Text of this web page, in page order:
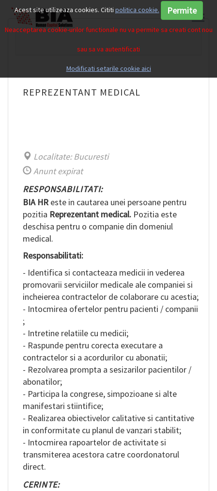
RO
REPREZENTANT MEDICAL
Localitate: Bucuresti
Anunt expirat
RESPONSABILITATI:
BIA HReste in cautarea unei persoane pentru
pozitia Reprezentant medical. Pozitia este
deschisa pentru o companie din domeniul
medical.
Responsabilitati:
- Identifica si contacteaza medicii in vederea
promovarii serviciilor medicale ale companiei si
incheierea contractelor de colaborare cu acestia;
- Intocmirea ofertelor pentru pacienti / companii
;
- Intretine relatiile cu medicii;
- Raspunde pentru corecta executare a
contractelor si a acordurilor cu abonatii;
- Rezolvarea prompta a sesizarilor pacientilor /
abonatilor;
- Participa la congrese, simpozioane si alte
manifestari stiintifice;
- Realizarea obiectivelor calitative si cantitative
in conformitate cu planul de vanzari stabilit;
- Intocmirea rapoartelor de activitate si
transmiterea acestora catre coordonatorul
direct.
CERINTE:
Acest site utilizeaza cookies. Cititi politica cookie. Permite
Neacceptarea cookie-urilor functionale nu va permite sa creati cont nou
sau sa va autentificati
Modificati setarile cookie aici